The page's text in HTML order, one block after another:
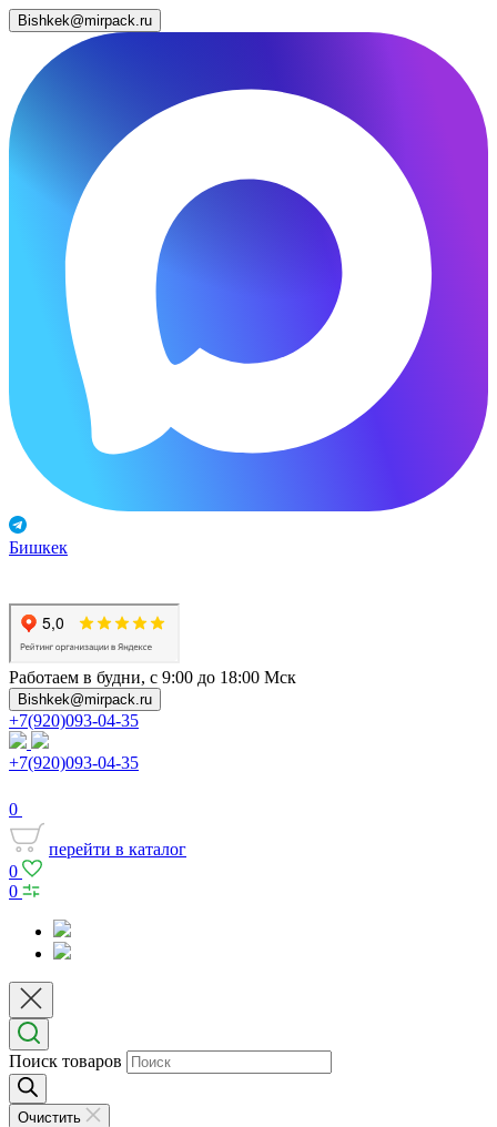
Bishkek@mirpack.ru
Бишкек
Работаем в будни, с 9:00 до 18:00 Мск
Bishkek@mirpack.ru
+7(920)093-04-35
+7(920)093-04-35
0
перейти в каталог
0
0
Поиск товаров
Очистить